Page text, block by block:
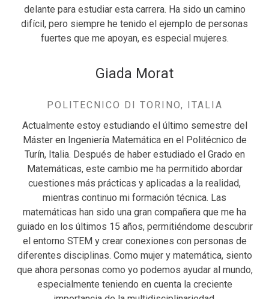
delante para estudiar esta carrera. Ha sido un camino
difícil, pero siempre he tenido el ejemplo de personas
fuertes que me apoyan, es especial mujeres.
Giada Morat
POLITECNICO DI TORINO, ITALIA
Actualmente estoy estudiando el último semestre del
Máster en Ingeniería Matemática en el Politécnico de
Turín, Italia. Después de haber estudiado el Grado en
Matemáticas, este cambio me ha permitido abordar
cuestiones más prácticas y aplicadas a la realidad,
mientras continuo mi formación técnica. Las
matemáticas han sido una gran compañera que me ha
guiado en los últimos 15 años, permitiéndome descubrir
el entorno STEM y crear conexiones con personas de
diferentes disciplinas. Como mujer y matemática, siento
que ahora personas como yo podemos ayudar al mundo,
especialmente teniendo en cuenta la creciente